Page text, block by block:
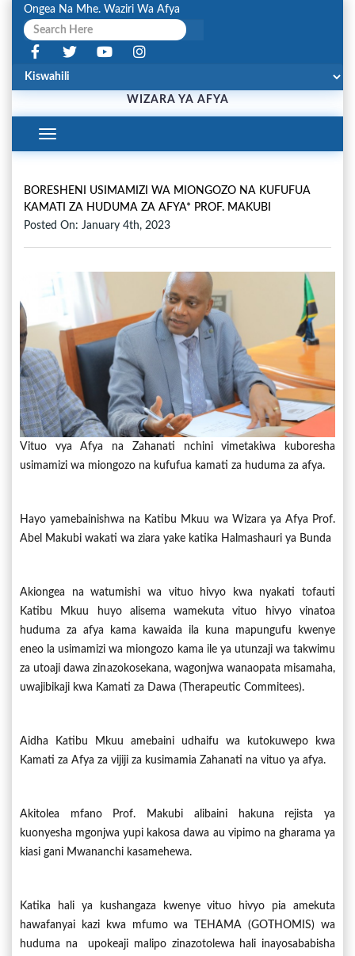
Ongea Na Mhe. Waziri Wa Afya
WIZARA YA AFYA
Toggle
Navigation
BORESHENI USIMAMIZI WA MIONGOZO NA KUFUFUA
KAMATI ZA HUDUMA ZA AFYA* PROF. MAKUBI
Posted On: January 4th, 2023
Vituo vya Afya na Zahanati nchini vimetakiwa kuboresha
usimamizi wa miongozo na kufufua kamati za huduma za afya.
Hayo yamebainishwa na Katibu Mkuu wa Wizara ya Afya Prof.
Abel Makubi wakati wa ziara yake katika Halmashauri ya Bunda
Akiongea na watumishi wa vituo hivyo kwa nyakati tofauti
Katibu Mkuu huyo alisema wamekuta vituo hivyo vinatoa
huduma za afya kama kawaida ila kuna mapungufu kwenye
eneo la usimamizi wa miongozo kama ile ya utunzaji wa takwimu
za utoaji dawa zinazokosekana, wagonjwa wanaopata misamaha,
uwajibikaji kwa Kamati za Dawa (Therapeutic Commitees).
Aidha Katibu Mkuu amebaini udhaifu wa kutokuwepo kwa
Kamati za Afya za vijiji za kusimamia Zahanati na vituo ya afya.
Akitolea mfano Prof. Makubi alibaini hakuna rejista ya
kuonyesha mgonjwa yupi kakosa dawa au vipimo na gharama ya
kiasi gani Mwananchi kasamehewa.
Katika hali ya kushangaza kwenye vituo hivyo pia amekuta
hawafanyai kazi kwa mfumo wa TEHAMA (GOTHOMIS) wa
huduma na upokeaji malipo zinazotolewa hali inayosababisha